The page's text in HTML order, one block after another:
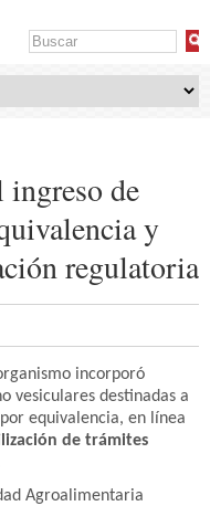
de
y
regulatoria
incorporó
vesiculares destinadas a
equivalencia, en línea
de trámites
Agroalimentaria